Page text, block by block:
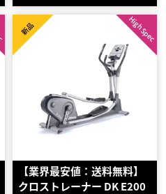
【業界最安値：送料無料】
クロストレーナー DK E200
High Spec
新品